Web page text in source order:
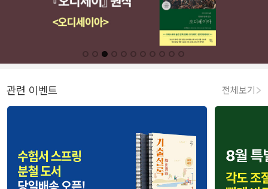
관련 이벤트 전체보기